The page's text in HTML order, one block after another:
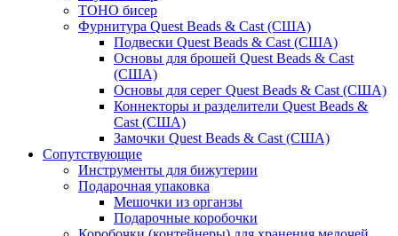
TOHO бисер
Фурнитура Quest Beads & Cast (США)
Подвески Quest Beads & Cast (США)
Основы для брошей Quest Beads & Cast
(США)
Основы для серег Quest Beads & Cast (США)
Коннекторы и разделители Quest Beads &
Cast (США)
Замочки Quest Beads & Cast (США)
Сопутствующие
Инструменты для бижутерии
Подарочная упаковка
Мешочки из органзы
Подарочные коробочки